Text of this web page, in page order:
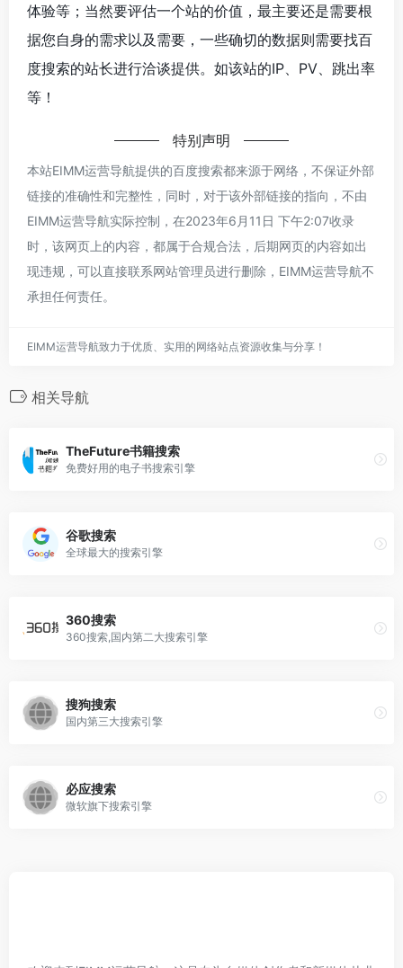
体验等；当然要评估一个站的价值，最主要还是需要根
据您自身的需求以及需要，一些确切的数据则需要找百
度搜索的站长进行洽谈提供。如该站的IP、PV、跳出率
等！
特别声明
本站EIMM运营导航提供的百度搜索都来源于网络，不保证外部
链接的准确性和完整性，同时，对于该外部链接的指向，不由
EIMM运营导航实际控制，在2023年6月11日 下午2:07收录
时，该网页上的内容，都属于合规合法，后期网页的内容如出
现违规，可以直接联系网站管理员进行删除，EIMM运营导航不
承担任何责任。
EIMM运营导航致力于优质、实用的网络站点资源收集与分享！
相关导航
TheFuture书籍搜索
免费好用的电子书搜索引擎
谷歌搜索
全球最大的搜索引擎
360搜索
360搜索,国内第二大搜索引擎
搜狗搜索
国内第三大搜索引擎
必应搜索
微软旗下搜索引擎